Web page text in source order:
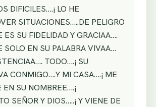
DIFICILES….¡ LO HE
SITUACIONES…..DE PELIGRO
ES SU FIDELIDAD Y GRACIAA….
SOLO EN SU PALABRA VIVAA…
TODO….¡ SU
CONMIGO….Y MI CASA….¡ ME
EN SU NOMBREE….¡
SEÑOR Y DIOS…..¡ Y VIENE DE